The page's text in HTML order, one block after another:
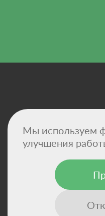
© 2026 - VitaHemp —
Мы используем
улучшения